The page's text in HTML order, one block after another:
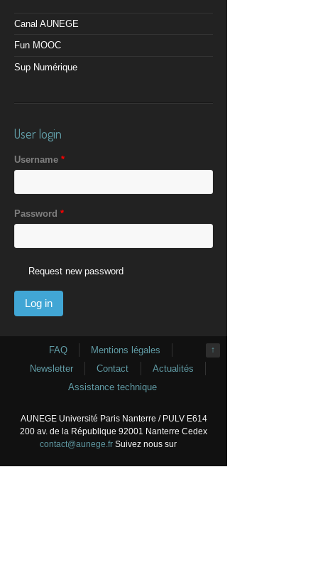
Canal AUNEGE
Fun MOOC
Sup Numérique
User login
Username *
Password *
Request new password
↑
FAQ
Mentions légales
Newsletter
Contact
Actualités
Assistance technique
AUNEGE Université Paris Nanterre / PULV E614
200 av. de la République 92001 Nanterre Cedex
contact@aunege.frSuivez nous sur